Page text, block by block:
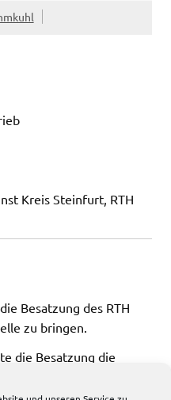
Kreis Steinfurt, RTH
Besatzung des RTH
zu bringen.
die Besatzung die